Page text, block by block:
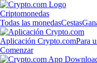
Criptomonedas
Todas las monedasCestas
Aplicación Crypto.comPara
Comenzar